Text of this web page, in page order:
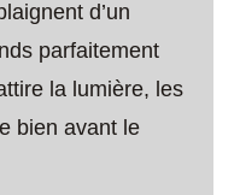
d’un
parfaitement
la lumière, les
bien avant le